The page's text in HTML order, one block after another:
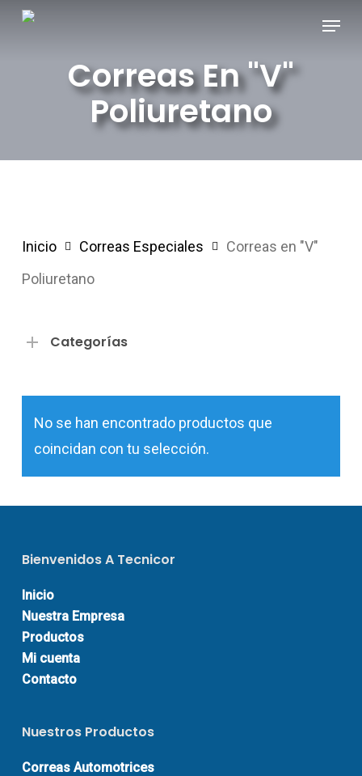
Skip
Menu
Correas En "V"
Poliuretano
Inicio Correas Especiales
Correas en "V"
Poliuretano
Categorías
No se han encontrado productos que
coincidan con tu selección.
Bienvenidos A Tecnicor
Inicio
Nuestra Empresa
Productos
Mi cuenta
Contacto
Nuestros Productos
Correas Automotrices